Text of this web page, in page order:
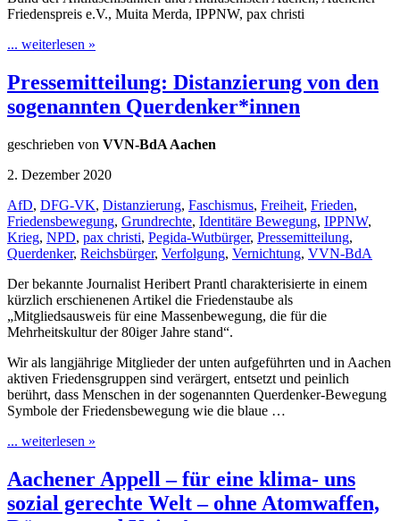
Friedenspreis e.V., Muita Merda, IPPNW, pax christi
... weiterlesen »
Pressemitteilung: Distanzierung von den
sogenannten Querdenker*innen
geschrieben von VVN-BdA Aachen
2. Dezember 2020
AfD, DFG-VK, Distanzierung, Faschismus, Freiheit, Frieden,
Friedensbewegung, Grundrechte, Identitäre Bewegung, IPPNW,
Krieg, NPD, pax christi, Pegida-Wutbürger, Pressemitteilung,
Querdenker, Reichsbürger, Verfolgung, Vernichtung, VVN-BdA
Der bekannte Journalist Heribert Prantl charakterisierte in einem
kürzlich erschienenen Artikel die Friedenstaube als
„Mitgliedsausweis für eine Massenbewegung, die für die
Mehrheitskultur der 80iger Jahre stand“.
Wir als langjährige Mitglieder der unten aufgeführten und in Aachen
aktiven Friedensgruppen sind verärgert, entsetzt und peinlich
berührt, dass Menschen in der sogenannten Querdenker-Bewegung
Symbole der Friedensbewegung wie die blaue …
... weiterlesen »
Aachener Appell – für eine klima- uns
sozial gerechte Welt – ohne Atomwaffen,